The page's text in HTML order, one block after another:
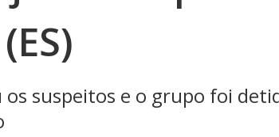
suspeitos e o grupo foi